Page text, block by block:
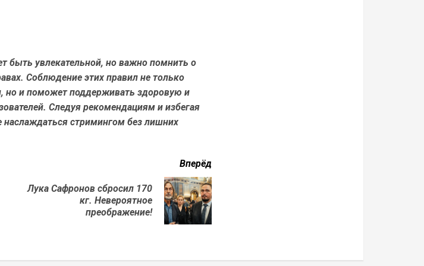
быть увлекательной, но важно помнить о
Соблюдение этих правил не только
но и поможет поддерживать здоровую и
Следуя рекомендациям и избегая
стримингом без лишних
Предыдущая
Вперёд
Next
Лука Сафронов сбросил 170
кг. Невероятное
преображение!